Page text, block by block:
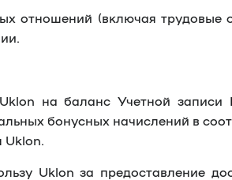
отношений (включая
на баланс Учетной записи
бонусных начислений в
Uklon за предоставление